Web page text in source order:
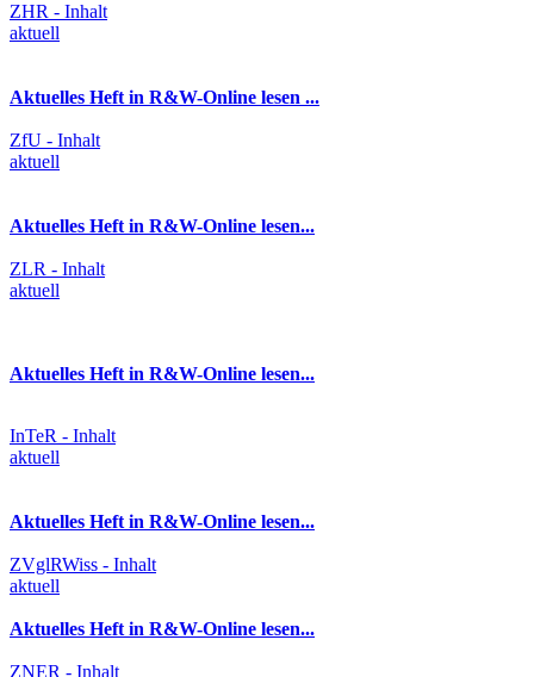
ZHR - Inhalt
aktuell
Aktuelles Heft in R&W-Online lesen ...
ZfU - Inhalt
aktuell
Aktuelles Heft in R&W-Online lesen...
ZLR - Inhalt
aktuell
Aktuelles Heft in R&W-Online lesen...
InTeR - Inhalt
aktuell
Aktuelles Heft in R&W-Online lesen...
ZVglRWiss - Inhalt
aktuell
Aktuelles Heft in R&W-Online lesen...
ZNER - Inhalt